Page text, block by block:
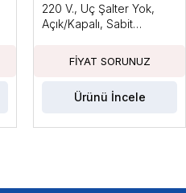
220 V., Uç Şalter Yok,
Açık/Kapalı, Sabit
Ürünü İncele